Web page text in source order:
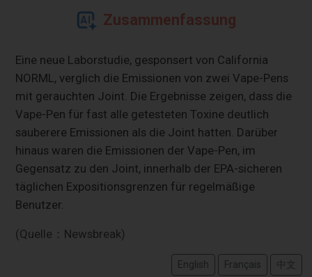
Zusammenfassung
Eine neue Laborstudie, gesponsert von California
NORML, verglich die Emissionen von zwei Vape-Pens
mit gerauchten Joint. Die Ergebnisse zeigen, dass die
Vape-Pen für fast alle getesteten Toxine deutlich
sauberere Emissionen als die Joint hatten. Darüber
hinaus waren die Emissionen der Vape-Pen, im
Gegensatz zu den Joint, innerhalb der EPA-sicheren
täglichen Expositionsgrenzen für regelmäßige
Benutzer.
(Quelle：Newsbreak)
English Français 中文